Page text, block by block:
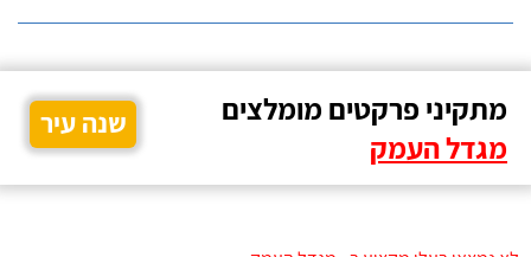
מתקיני פרקטים מומלצים
מגדל העמק
שנה עיר